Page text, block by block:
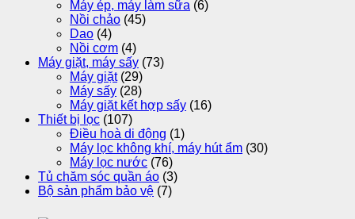
Máy ép, máy làm sữa (6)
Nồi chảo (45)
Dao (4)
Nồi cơm (4)
Máy giặt, máy sấy (73)
Máy giặt (29)
Máy sấy (28)
Máy giặt kết hợp sấy (16)
Thiết bị lọc (107)
Điều hoà di động (1)
Máy lọc không khí, máy hút ẩm (30)
Máy lọc nước (76)
Tủ chăm sóc quần áo (3)
Bộ sản phẩm bảo vệ (7)